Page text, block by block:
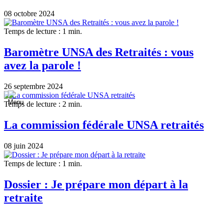
08 octobre 2024
Temps de lecture : 1 min.
Baromètre UNSA des Retraités : vous
avez la parole !
26 septembre 2024
Temps de lecture : 2 min.
La commission fédérale UNSA retraités
08 juin 2024
Temps de lecture : 1 min.
Dossier : Je prépare mon départ à la
retraite